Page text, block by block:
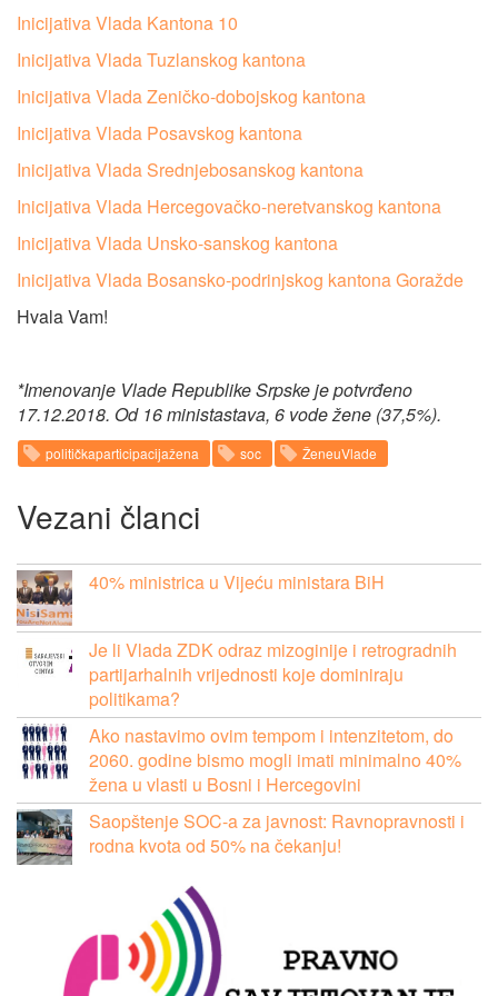
Inicijativa Vlada Kantona 10
Inicijativa Vlada Tuzlanskog kantona
Inicijativa Vlada Zeničko-dobojskog kantona
Inicijativa Vlada Posavskog kantona
Inicijativa Vlada Srednjebosanskog kantona
Inicijativa Vlada Hercegovačko-neretvanskog kantona
Inicijativa Vlada Unsko-sanskog kantona
Inicijativa Vlada Bosansko-podrinjskog kantona Goražde
Hvala Vam!
*Imenovanje Vlade Republike Srpske je potvrđeno
17.12.2018. Od 16 ministastava, 6 vode žene (37,5%).
političkaparticipacijažena soc ŽeneuVlade
Vezani članci
40% ministrica u Vijeću ministara BiH
Je li Vlada ZDK odraz mizoginije i retrogradnih
partijarhalnih vrijednosti koje dominiraju
politikama?
Ako nastavimo ovim tempom i intenzitetom, do
2060. godine bismo mogli imati minimalno 40%
žena u vlasti u Bosni i Hercegovini
Saopštenje SOC-a za javnost: Ravnopravnosti i
rodna kvota od 50% na čekanju!